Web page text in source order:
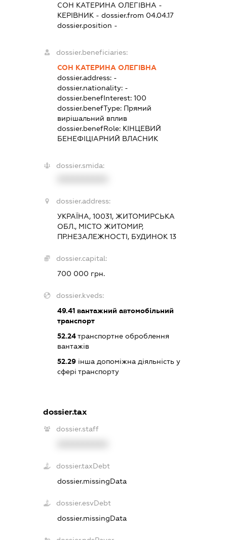
СОН КАТЕРИНА ОЛЕГІВНА -
КЕРІВНИК - dossier.from 04.04.17
dossier.position -
dossier.beneficiaries:
СОН КАТЕРИНА ОЛЕГІВНА
dossier.address: -
dossier.nationality: -
dossier.benefInterest: 100
dossier.benefType: Прямий
вирішальний вплив
dossier.benefRole: КІНЦЕВИЙ
БЕНЕФІЦІАРНИЙ ВЛАСНИК
dossier.smida:
dossier.address:
УКРАЇНА, 10031, ЖИТОМИРСЬКА
ОБЛ., МІСТО ЖИТОМИР,
ПР.НЕЗАЛЕЖНОСТІ, БУДИНОК 13
dossier.capital:
700 000 грн.
dossier.kveds:
49.41вантажний автомобільний
транспорт
52.24транспортне оброблення
вантажів
52.29інша допоміжна діяльність у
сфері транспорту
dossier.tax
dossier.staff
dossier.taxDebt
dossier.missingData
dossier.esvDebt
dossier.missingData